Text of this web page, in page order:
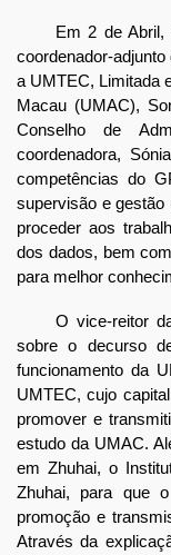
Em 2 de Abril, a
coordenador-
a UMTEC, Limitada
Macau (UMAC),
Conselho de
coordenadora,
competências do
supervisão e
proceder aos
dos dados, bem
para melhor
O vice-reitor da
sobre o decurso
funcionamento da
UMTEC, cujo
promover e
estudo da UMAC.
em Zhuhai, o
Zhuhai, para que
promoção e
Através da